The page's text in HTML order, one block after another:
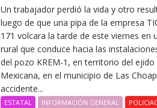
Un trabajador perdió la vida y otro
luego de que una pipa de la empresa
171 volcara la tarde de este viernes en
rural que conduce hacia las
del pozo KREM-1, en territorio del
Mexicana, en el municipio de Las
accidente...
ESTATAL INFORMACIÓN GENERAL